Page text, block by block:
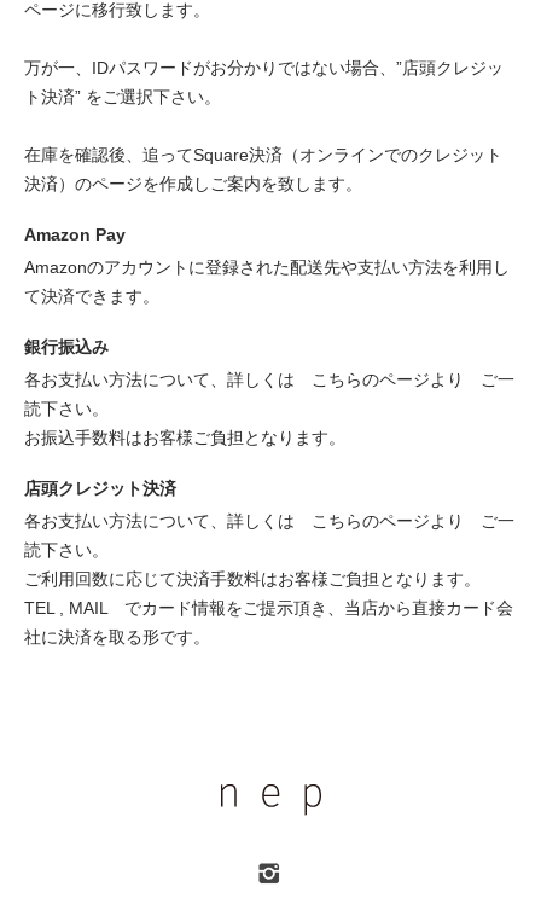
ページに移行致します。
万が一、IDパスワードがお分かりではない場合、”店頭クレジッ
ト決済” をご選択下さい。
在庫を確認後、追ってSquare決済（オンラインでのクレジット
決済）のページを作成しご案内を致します。
Amazon Pay
Amazonのアカウントに登録された配送先や支払い方法を利用し
て決済できます。
銀行振込み
各お支払い方法について、詳しくは
こちらのページより
ご一
読下さい。
お振込手数料はお客様ご負担となります。
店頭クレジット決済
各お支払い方法について、詳しくは
こちらのページより
ご一
読下さい。
ご利用回数に応じて決済手数料はお客様ご負担となります。
TEL , MAIL でカード情報をご提示頂き、当店から直接カード会
社に決済を取る形です。